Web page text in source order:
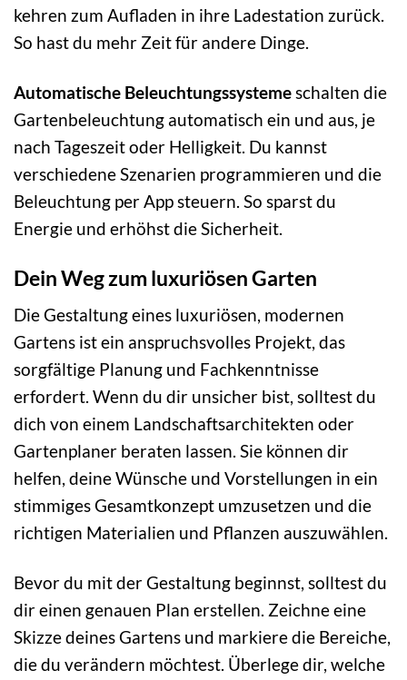
kehren zum Aufladen in ihre Ladestation zurück.
So hast du mehr Zeit für andere Dinge.
Automatische Beleuchtungssystemeschalten die
Gartenbeleuchtung automatisch ein und aus, je
nach Tageszeit oder Helligkeit. Du kannst
verschiedene Szenarien programmieren und die
Beleuchtung per App steuern. So sparst du
Energie und erhöhst die Sicherheit.
Dein Weg zum luxuriösen Garten
Die Gestaltung eines luxuriösen, modernen
Gartens ist ein anspruchsvolles Projekt, das
sorgfältige Planung und Fachkenntnisse
erfordert. Wenn du dir unsicher bist, solltest du
dich von einem Landschaftsarchitekten oder
Gartenplaner beraten lassen. Sie können dir
helfen, deine Wünsche und Vorstellungen in ein
stimmiges Gesamtkonzept umzusetzen und die
richtigen Materialien und Pflanzen auszuwählen.
Bevor du mit der Gestaltung beginnst, solltest du
dir einen genauen Plan erstellen. Zeichne eine
Skizze deines Gartens und markiere die Bereiche,
die du verändern möchtest. Überlege dir, welche